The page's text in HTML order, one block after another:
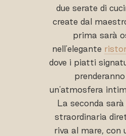
due serate di
create dal
prima sarà
nell'elegante
dove i piatti
un'atmosfera
La seconda
straordinaria
riva al mare, con